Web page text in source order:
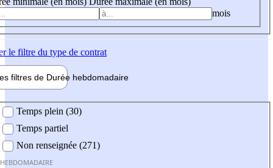
mois
le filtre du type de contrat
filtres de Durée hebdomadaire
Temps plein (30)
Temps partiel
Non renseignée (271)